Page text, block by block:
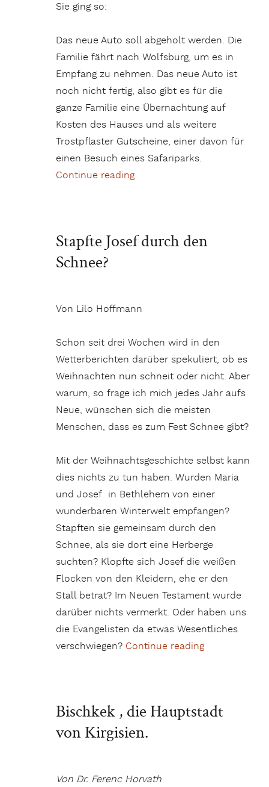
Sie ging so:
Das neue Auto soll abgeholt werden. Die
Familie fährt nach Wolfsburg, um es in
Empfang zu nehmen. Das neue Auto ist
noch nicht fertig, also gibt es für die
ganze Familie eine Übernachtung auf
Kosten des Hauses und als weitere
Trostpflaster Gutscheine, einer davon für
einen Besuch eines Safariparks.
Continue reading„Die lustigste Geschichte
Stapfte Josef durch den
Schnee?
Von Lilo Hoffmann
Schon seit drei Wochen wird in den
Wetterberichten darüber spekuliert, ob es
Weihnachten nun schneit oder nicht. Aber
warum, so frage ich mich jedes Jahr aufs
Neue, wünschen sich die meisten
Menschen, dass es zum Fest Schnee gibt?
Mit der Weihnachtsgeschichte selbst kann
dies nichts zu tun haben. Wurden Maria
und Josef in Bethlehem von einer
wunderbaren Winterwelt empfangen?
Stapften sie gemeinsam durch den
Schnee, als sie dort eine Herberge
suchten? Klopfte sich Josef die weißen
Flocken von den Kleidern, ehe er den
Stall betrat? Im Neuen Testament wurde
darüber nichts vermerkt. Oder haben uns
die Evangelisten da etwas Wesentliches
verschwiegen? Continue reading„Stapfte
Bischkek , die Hauptstadt
von Kirgisien.
Von Dr. Ferenc Horvath